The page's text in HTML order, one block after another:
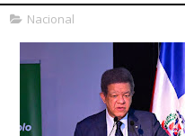
Nacional